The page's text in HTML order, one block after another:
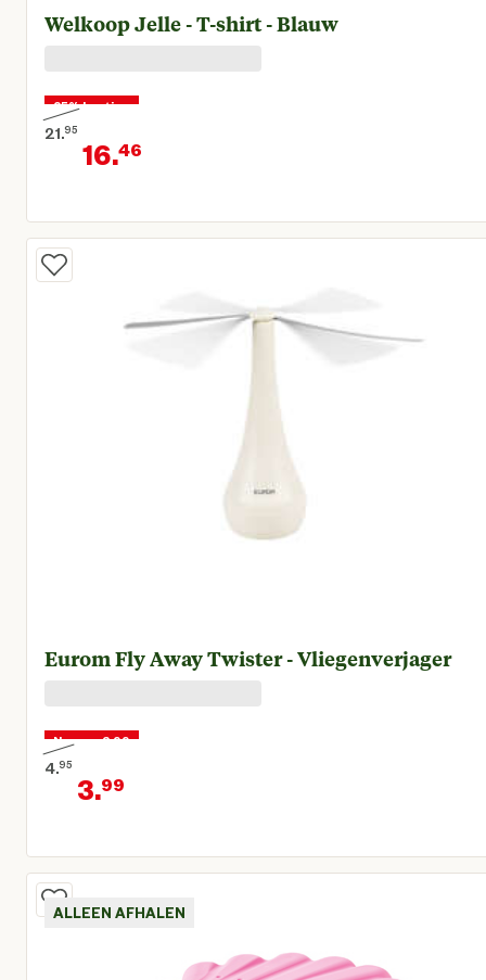
Welkoop Jelle - T-shirt - Blauw
25% korting
21.95
Oorspronkelijke prijs € 21,95
16.46
Huidige prijs € 16,46
Eurom Fly Away Twister - Vliegenverjager
Nu voor 3,99
4.95
Oorspronkelijke prijs € 4,95
3.99
Huidige prijs € 3,99
ALLEEN AFHALEN